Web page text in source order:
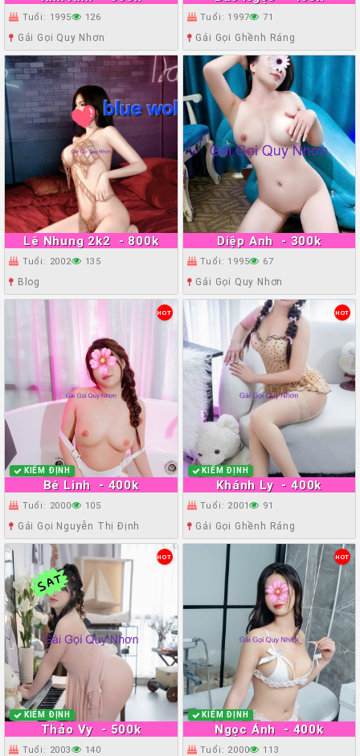
Tuổi: 1995 126
Gái Gọi Quy Nhơn
Tuổi: 1997 71
Gái Gọi Ghềnh Ráng
Lê Nhung 2k2 - 800k
Tuổi: 2002 135
Blog
Diệp Anh - 300k
Tuổi: 1995 67
Gái Gọi Quy Nhơn
Bé Linh - 400k
HOT
KIỂM ĐỊNH
Tuổi: 2000 105
Gái Gọi Nguyễn Thị Định
Khánh Ly - 400k
HOT
KIỂM ĐỊNH
Tuổi: 2001 91
Gái Gọi Ghềnh Ráng
Thảo Vy - 500k
HOT
KIỂM ĐỊNH
Tuổi: 2003 140
Ngọc Ánh - 400k
HOT
KIỂM ĐỊNH
Tuổi: 2000 113